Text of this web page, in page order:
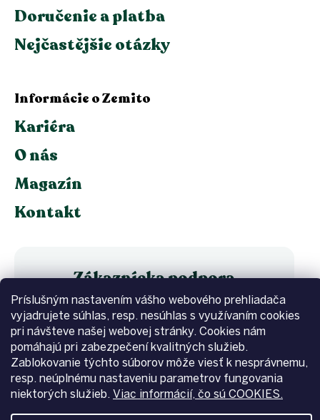
Príslušným nastavením vášho webového prehliadača
vyjadrujete súhlas, resp. nesúhlas s využívaním cookies
pri návšteve našej webovej stránky. Cookies nám
pomáhajú pri zabezpečení kvalitných služieb.
Zablokovanie týchto súborov môže viesť k nesprávnemu,
resp. neúplnému nastaveniu parametrov fungovania
niektorých služieb. Viac informácií, čo sú COOKIES.
Doručenie a platba
Nejčastějšie otázky
Informácie o Zemito
Kariéra
O nás
Magazín
Kontakt
Zákaznícka podpora
+420 605 158 785
Po - Pá: 8.00 - 16.00
info@zemito.sk
Instagram Facebook